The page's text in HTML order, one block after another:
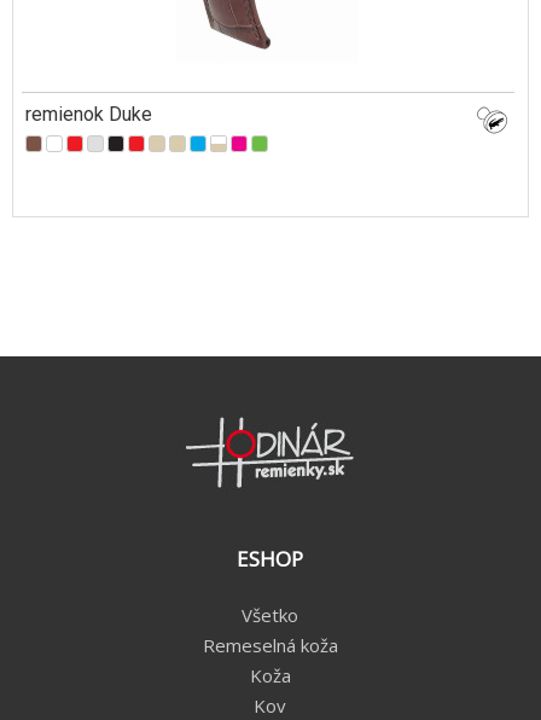
remienok Duke
ESHOP
Všetko
Remeselná koža
Koža
Kov